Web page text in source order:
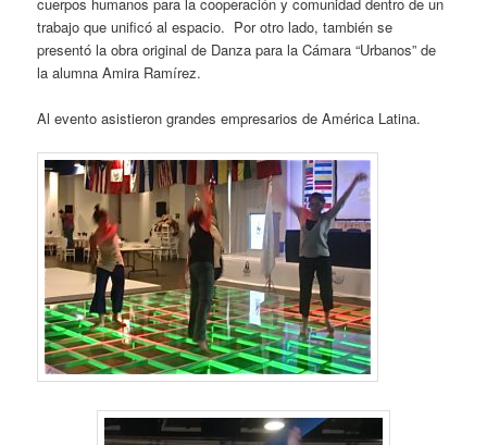
trabajo que unificó al espacio. Por otro lado, también se
presentó la obra original de Danza para la Cámara “Urbanos” de
la alumna Amira Ramírez.
Al evento asistieron grandes empresarios de América Latina.